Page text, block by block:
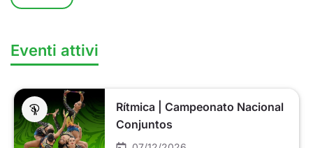
Eventi attivi
Rítmica | Campeonato Nacional
Conjuntos